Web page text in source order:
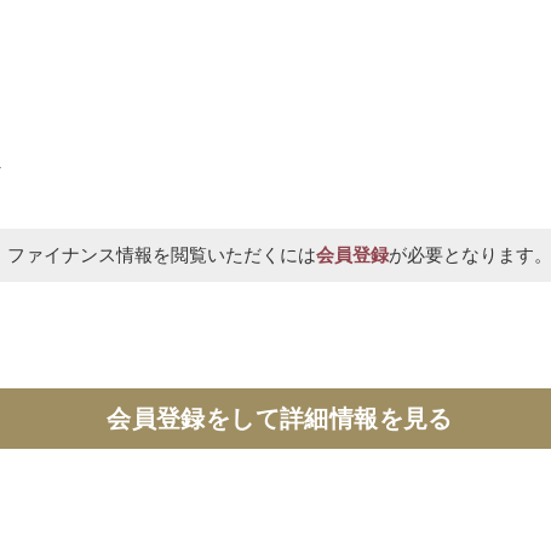
ファイナンス情報を閲覧いただくには会員登録が必要となります。
会員登録をして詳細情報を見る